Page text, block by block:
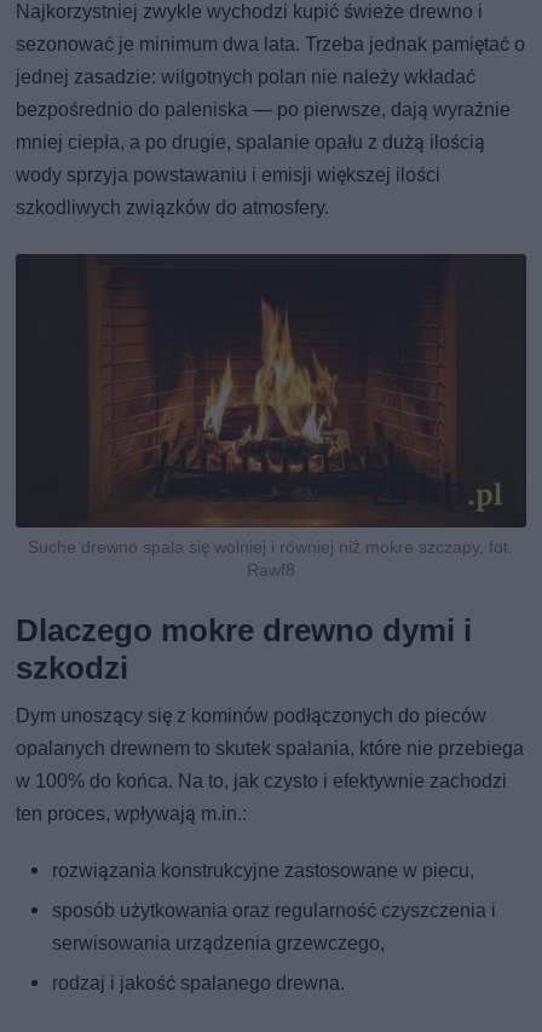
Najkorzystniej zwykle wychodzi kupić świeże drewno i
sezonować je minimum dwa lata. Trzeba jednak pamiętać o
jednej zasadzie: wilgotnych polan nie należy wkładać
bezpośrednio do paleniska — po pierwsze, dają wyraźnie
mniej ciepła, a po drugie, spalanie opału z dużą ilością
wody sprzyja powstawaniu i emisji większej ilości
szkodliwych związków do atmosfery.
Suche drewno spala się wolniej i równiej niż mokre szczapy, fot.
Rawf8
Dlaczego mokre drewno dymi i
szkodzi
Dym unoszący się z kominów podłączonych do pieców
opalanych drewnem to skutek spalania, które nie przebiega
w 100% do końca. Na to, jak czysto i efektywnie zachodzi
ten proces, wpływają m.in.:
rozwiązania konstrukcyjne zastosowane w piecu,
sposób użytkowania oraz regularność czyszczenia i
serwisowania urządzenia grzewczego,
rodzaj i jakość spalanego drewna.